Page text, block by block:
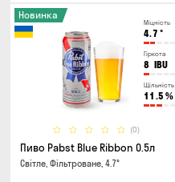
Міцність
4.7 °
Гіркота
8 IBU
Щільність
11.5 %
(0)
Новинка
Пиво Pabst Blue Ribbon 0.5л
Світле, Фільтроване, 4.7°